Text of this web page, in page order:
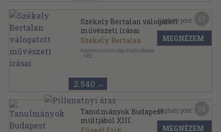
Székely Bertalan válogatott
művészeti írásai
Székely Bertalan
Képzőművészeti Alap Kiadóvállalata
1962
2.540 ,-Ft
Kapható pont:
MEGNÉZEM
Tanulmányok Budapest
múltjából XIII.
Kapható pont:
MEGNÉZEM